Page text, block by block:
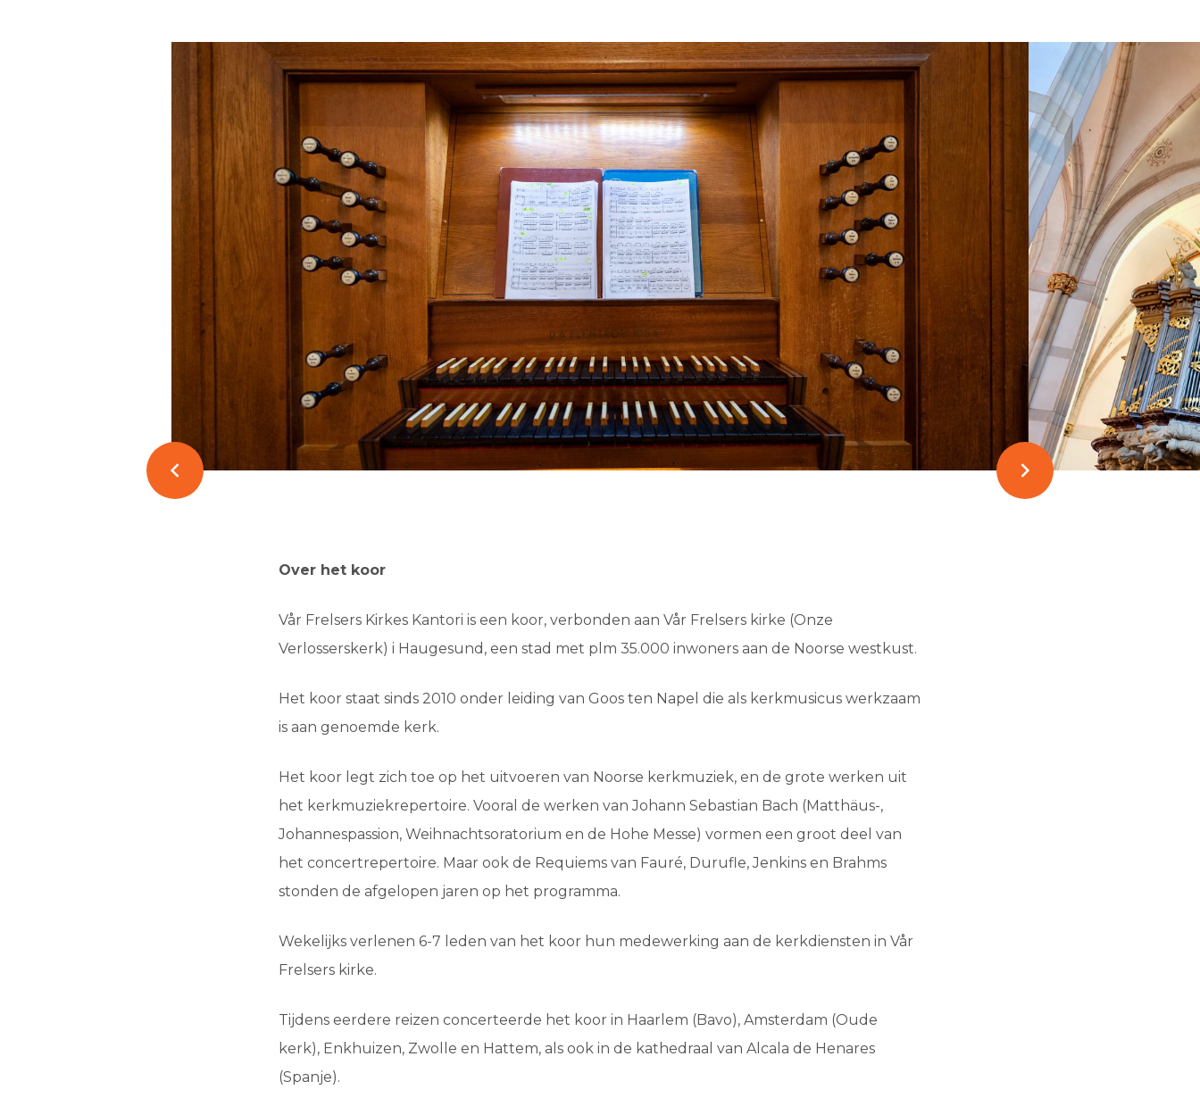
Over het koor
Vår Frelsers Kirkes Kantori is een koor, verbonden aan Vår Frelsers kirke (Onze
Verlosserskerk) i Haugesund, een stad met plm 35.000 inwoners aan de Noorse westkust.
Het koor staat sinds 2010 onder leiding van Goos ten Napel die als kerkmusicus werkzaam
is aan genoemde kerk.
Het koor legt zich toe op het uitvoeren van Noorse kerkmuziek, en de grote werken uit
het kerkmuziekrepertoire. Vooral de werken van Johann Sebastian Bach (Matthäus-,
Johannespassion, Weihnachtsoratorium en de Hohe Messe) vormen een groot deel van
het concertrepertoire. Maar ook de Requiems van Fauré, Durufle, Jenkins en Brahms
stonden de afgelopen jaren op het programma.
Wekelijks verlenen 6-7 leden van het koor hun medewerking aan de kerkdiensten in Vår
Frelsers kirke.
Tijdens eerdere reizen concerteerde het koor in Haarlem (Bavo), Amsterdam (Oude
kerk), Enkhuizen, Zwolle en Hattem, als ook in de kathedraal van Alcala de Henares
(Spanje).